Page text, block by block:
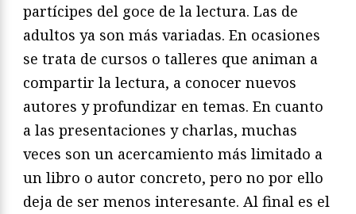
partícipes del goce de la lectura. Las de
adultos ya son más variadas. En ocasiones
se trata de cursos o talleres que animan a
compartir la lectura, a conocer nuevos
autores y profundizar en temas. En cuanto
a las presentaciones y charlas, muchas
veces son un acercamiento más limitado a
un libro o autor concreto, pero no por ello
deja de ser menos interesante. Al final es el